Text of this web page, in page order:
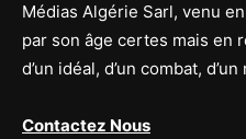
Médias Algérie Sarl, venu
par son âge certes mais en
d’un idéal, d’un combat, d’un
Contactez Nous